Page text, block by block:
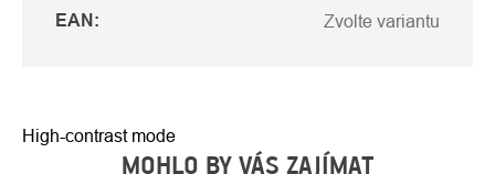
EAN : Zvolte variantu
High-contrast mode
MOHLO BY VÁS ZAJÍMAT